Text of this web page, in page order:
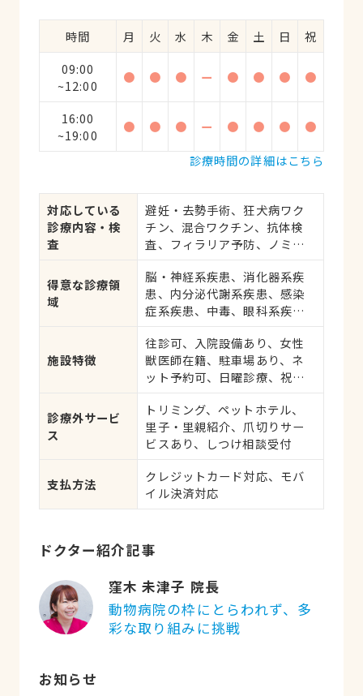
時間 月 火 水 木 金 土 日
祝
09:00
~12:00
● ● ● ー ● ● ● ●
16:00
~19:00
● ● ● ー ● ● ●
●
診療時間の詳細はこちら
対応している
診療内容・検
査
避妊・去勢手術、狂犬病ワク
チン、混合ワクチン、抗体検
査、フィラリア予防、ノミ・
応、健康診断、各種検査、外
科手術
得意な診療領
域
脳・神経系疾患、消化器系疾
患、内分泌代謝系疾患、感染
症系疾患、中毒、眼科系疾
すい臓系疾患、血液・免疫系
疾患、耳系疾患、寄生虫、心
の病気、皮膚系疾患、呼吸器
生殖器系疾患、腫瘍・がん、
アレルギー、歯と口腔系疾
患、けが・その他
施設特徴
往診可、入院設備あり、女性
獣医師在籍、駐車場あり、ネ
ット予約可、日曜診療、祝日
診療外サービ
ス
トリミング、ペットホテル、
里子・里親紹介、爪切りサー
ビスあり、しつけ相談受付
支払方法
クレジットカード対応、モバ
イル決済対応
ドクター紹介記事
窪木 未津子 院長
動物病院の枠にとらわれず、多
彩な取り組みに挑戦
お知らせ